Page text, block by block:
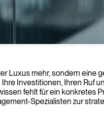
um sicherzustellen,
Luxus mehr, sondern
Investitionen, Ihren Ruf
fehlt für ein
Spezialisten zur